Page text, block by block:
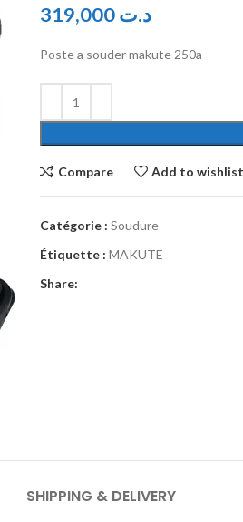
د.ت
Poste a souder makute 250a
Compare Add to wishlist
Catégorie : Soudure
Étiquette : MAKUTE
Share:
SHIPPING & DELIVERY